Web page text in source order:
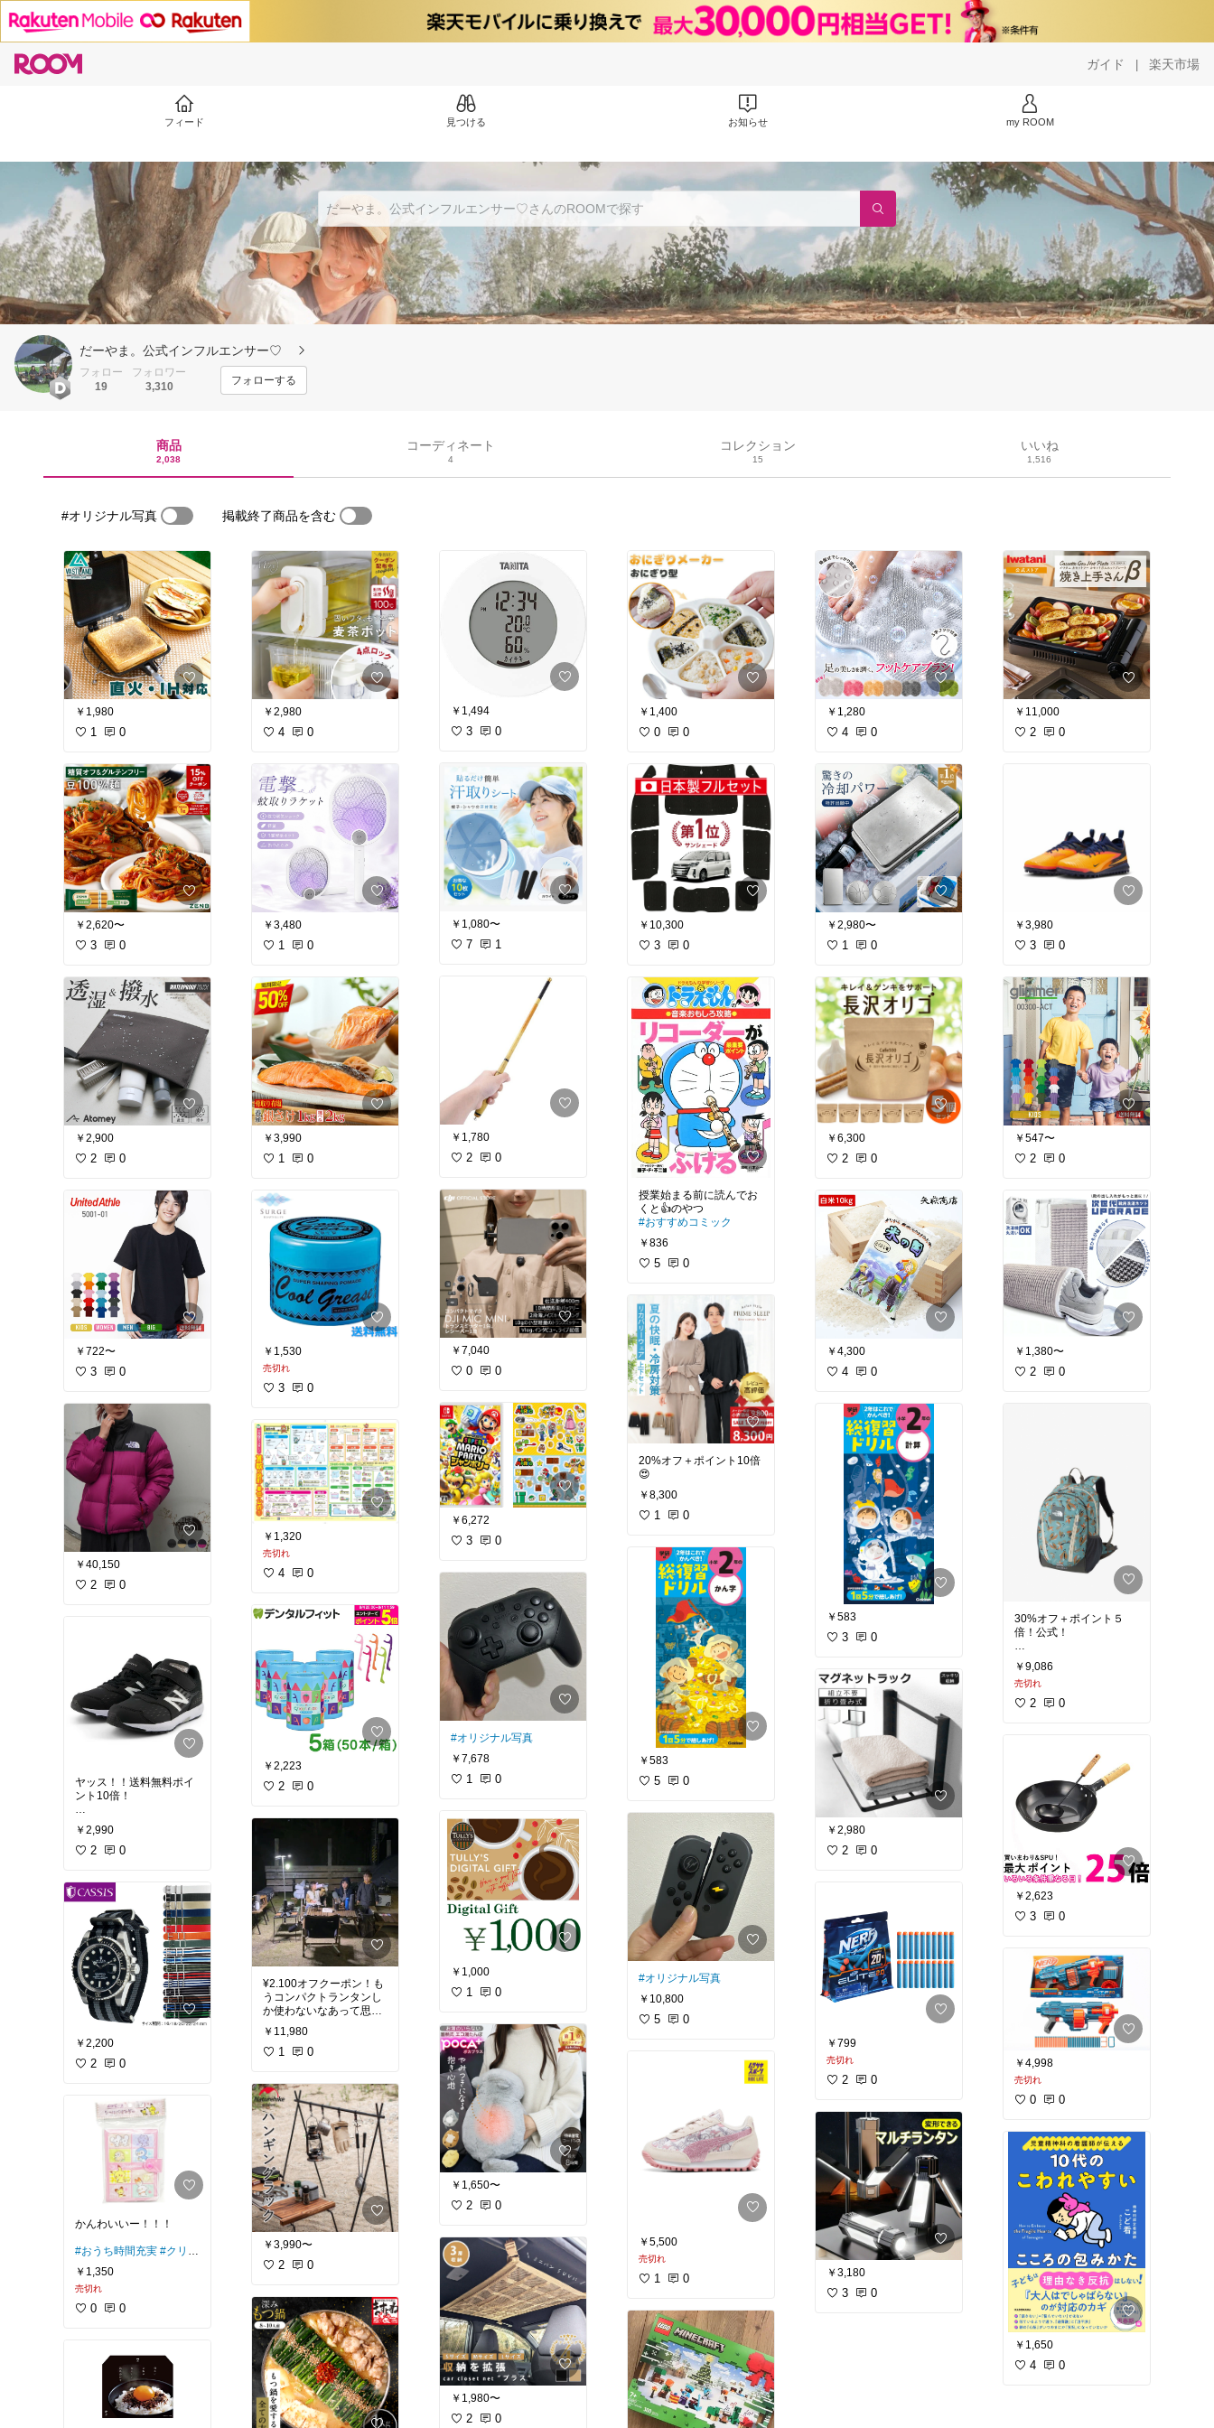
ガイド | 楽天市場
フィード 見つける お知らせ my ROOM
だーやま。公式インフルエンサー♡
フォロー
19
フォロワー
3,310
フォローする
商品
2,038
コーディネート
4
コレクション
15
いいね
1,516
#オリジナル写真 掲載終了商品を含む
￥1,980
1 0
￥2,620〜
3 0
￥2,900
2 0
￥722〜
3 0
￥40,150
2 0
ヤッス！！送料無料ポイ
ント10倍！
#キッズコーデ
￥2,990
2 0
￥2,200
2 0
かんわいいー！！！
#おうち時間充実 #クリス
マスプレゼント
ント #大人も楽しめる
￥1,350
売切れ
0 0
￥2,980
4 0
￥3,480
1 0
￥3,990
1 0
￥1,530
売切れ
3 0
￥1,320
売切れ
4 0
￥2,223
2 0
¥2.100オフクーポン！も
うコンパクトランタンし
か使わないなあって思っ
てたけど
使ってみたらめっちゃ便
うちが持ってるコンパク
トランタンは120〜200l
mくらいで
メインランタンにするに
はどうしても何個か必
要...。
これなら最大6000lm☀️
え、こんな明るいの？っ
てくらいの光量😸
三脚もついてるから子供
にも移動できてめっちゃ
収納時は割と嵩張るか
な？と思ったけど
使い勝手考えたら👌
テラス向きも変えられる
から
車中泊でも便利やった🚙
意外と今までなかったタ
￥11,980
1 0
￥3,990〜
2 0
￥1,494
3 0
￥1,080〜
7 1
￥1,780
2 0
￥7,040
0 0
￥6,272
3 0
#オリジナル写真
￥7,678
1 0
￥1,000
1 0
￥1,650〜
2 0
￥1,980〜
2 0
￥1,400
0 0
￥10,300
3 0
授業始まる前に読んでお
#おすすめコミック
￥836
5 0
20%オフ＋ポイント10倍
😍
￥8,300
1 0
￥583
5 0
#オリジナル写真
￥10,800
5 0
￥5,500
売切れ
1 0
￥1,280
4 0
￥2,980〜
1 0
￥6,300
2 0
￥4,300
4 0
￥583
3 0
￥2,980
2 0
￥799
売切れ
2 0
￥3,180
3 0
￥11,000
2 0
￥3,980
3 0
￥547〜
2 0
￥1,380〜
2 0
30%オフ＋ポイント５
倍！公式！
￥9,086
売切れ
2 0
￥2,623
3 0
￥4,998
売切れ
0 0
￥1,650
4 0